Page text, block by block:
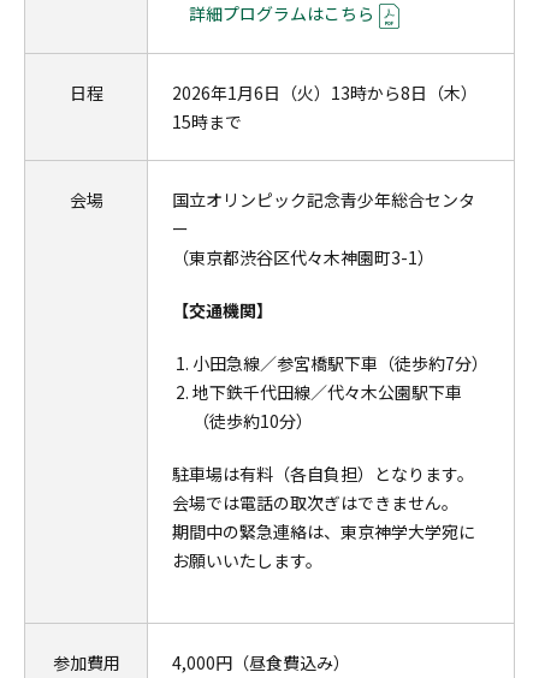
詳細プログラムはこちら
日程
2026年1月6日（火）13時から8日（木）
15時まで
会場
国立オリンピック記念青少年総合センタ
ー
（東京都渋谷区代々木神園町3-1）
【交通機関】
小田急線／参宮橋駅下車（徒歩約7分）
地下鉄千代田線／代々木公園駅下車
（徒歩約10分）
駐車場は有料（各自負担）となります。
会場では電話の取次ぎはできません。
期間中の緊急連絡は、東京神学大学宛に
お願いいたします。
参加費用
4,000円（昼食費込み）